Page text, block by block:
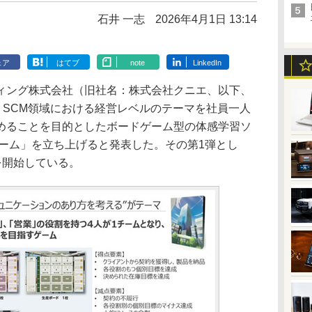
石井 一志 2026年4月1日 13:14
ア はてブ note LinkedIn
グ株式会社（旧社名：株式会社クニエ、以下、
領域における経営レベルのテーマを社員一人
ことを目的としたボードゲーム型の体感学習ソ
ム」を立ち上げると発表した。その第1弾とし
始している。